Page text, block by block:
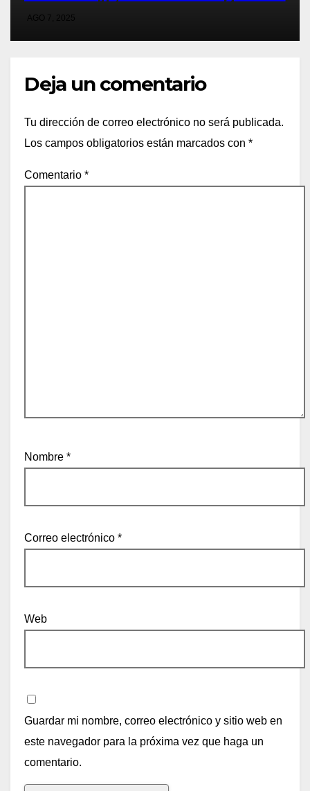
vendió la idea para cumplir su
AGO 7, 2025
Deja un comentario
Tu dirección de correo electrónico no será publicada.
Los campos obligatorios están marcados con *
Comentario *
Nombre *
Correo electrónico *
Web
Guardar mi nombre, correo electrónico y sitio web en
este navegador para la próxima vez que haga un
comentario.